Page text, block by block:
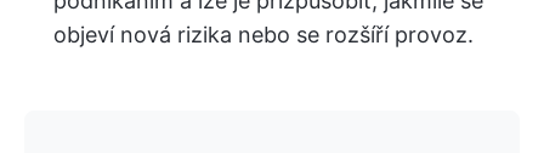
objeví nová rizika nebo se rozšíří provoz.